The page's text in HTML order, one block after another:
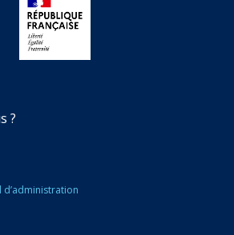
?
d’administration